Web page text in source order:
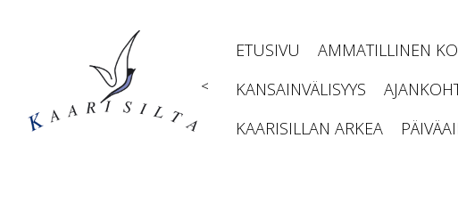
<
ETUSIVU AMMATILLINEN
KANSAINVÄLISYYS
KAARISILLAN ARKEA